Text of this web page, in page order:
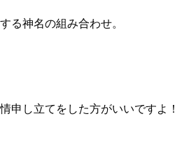
る神名の組み合わせ。
申し立てをした方がいいですよ！